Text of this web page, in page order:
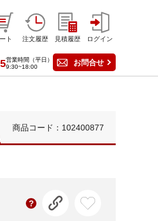
ト 注文履歴 見積履歴 ログイン
営業時間（平日）
9:30~18:00
お問合せ
商品コード：102400877